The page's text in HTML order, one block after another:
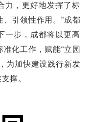
力，更好地发挥了标
引领性作用。”成都
一步，成都将以更高
化工作，赋能“立园
为加快建设践行新发
撑。